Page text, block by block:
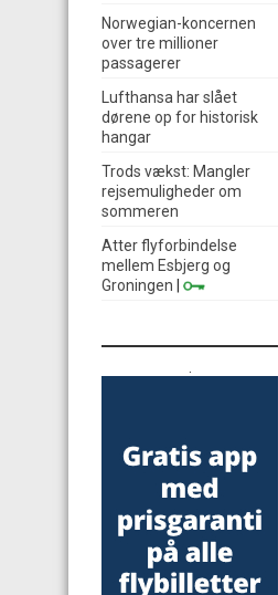
Norwegian-koncernen
over tre millioner
passagerer
Lufthansa har slået
dørene op for historisk
hangar
Trods vækst: Mangler
rejsemuligheder om
sommeren
Atter flyforbindelse
mellem Esbjerg og
Groningen